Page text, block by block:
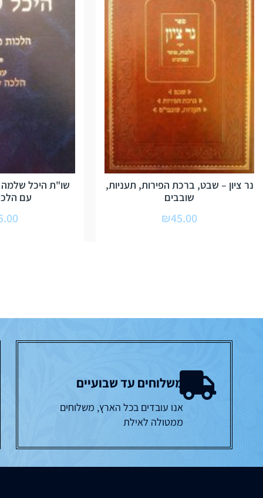
נר ציון – שבט, ברכת הפירות, תעניות,
שובבים
₪45.00
שו"ת היכל שלמה
עם
משלוחים עד שבועיים
אנו עובדים בכל הארץ, משלוחים
ממטולה לאילת